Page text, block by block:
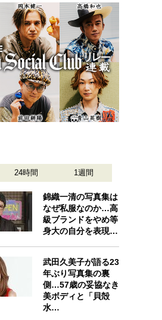
24時間 1週間
錦織一清の写真集は
なぜ私服なのか…高
級ブランドをやめ等
身大の自分を表現…
武田久美子が語る23
年ぶり写真集の裏
側…57歳の妥協なき
美ボディと「貝殻
水…